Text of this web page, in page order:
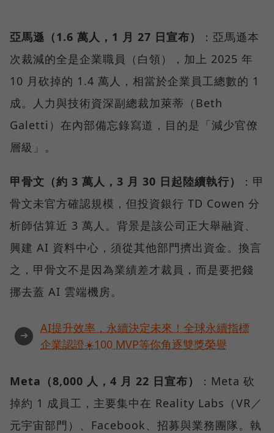
亞馬遜（1.6 萬人，1 月 27 日宣布）
：亞馬遜本
次裁減的全是企業職員（白領），加上 2025 年
10 月砍掉的 1.4 萬人，相當於企業員工總數的 1
成。人力與技術資深副總裁加萊蒂（Beth
Galetti）在內部備忘錄寫道，目的是「減少官僚
層級」。
甲骨文（約 3 萬人，3 月 30 日起陸續執行）
：甲
骨文未官方確認規模，但投資銀行 TD Cowen 分
析師估算近 3 萬人。背景是該公司正大舉融資、
興建 AI 資料中心，須從其他部門擠出資金。換言
之，甲骨文不是因為業績差才裁員，而是要把錢
挪去蓋 AI 雲端機房。
➜
AI提升效率，永續決定未來！全球永續指標
企業認證☀️100 MVP等你角逐雙獎榮譽
Meta（8,000 人，4 月 22 日宣布）
：Meta 砍
掉約 1 成員工，主要集中在 Reality Labs（VR／
元宇宙部門）、Facebook、招募與業務團隊。執